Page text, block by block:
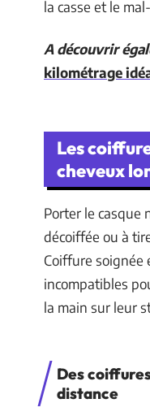
la casse et le
A découvrir
kilométrage
Les
cheveux
Porter le casque
décoiffée ou à
Coiffure soignée
incompatibles
la main sur leur
Des
distance